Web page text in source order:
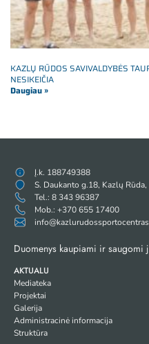
KAZLŲ RŪDOS SAVIVALDYBĖS
NESIKEIČIA
Daugiau »
Į.k. 188749388
S. Daukanto g.18, Kazlų Rūda,
Tel.: 8 343 96387
Mob.: +370 655 17400
Duomenys kaupiami ir
AKTUALU
Mediateka
Projektai
Galerija
Administracinė informacija
Struktūra